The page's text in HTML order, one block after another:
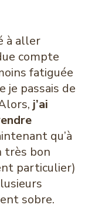
à aller
compte
fatiguée
je passais de
j’ai
qu’à
très bon
particulier)
sobre.